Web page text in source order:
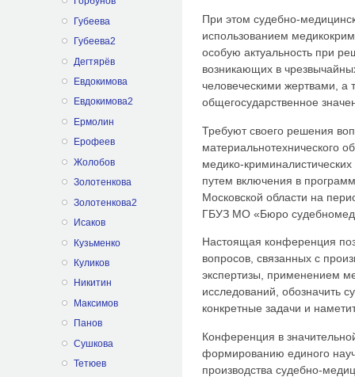
Губеева
Губеева2
Дегтярёв
Евдокимова
Евдокимова2
Ермолин
Ерофеев
Жолобов
Золотенкова
Золотенкова2
Исаков
Кузьменко
Куликов
Никитин
Максимов
Панов
Сушкова
Тетюев
При этом судебно-
использованием
особую актуальность при
возникающих в
человеческими жертвами, а
общегосударственное
Требуют своего решения
материальнотехнического
медико-
путем включения в
Московской области на
ГБУЗ МО «Бюро
Настоящая конференция
вопросов, связанных с
экспертизы, применением
исследований, обозначить
конкретные задачи и
Конференция в
формированию единого
производства судебно-